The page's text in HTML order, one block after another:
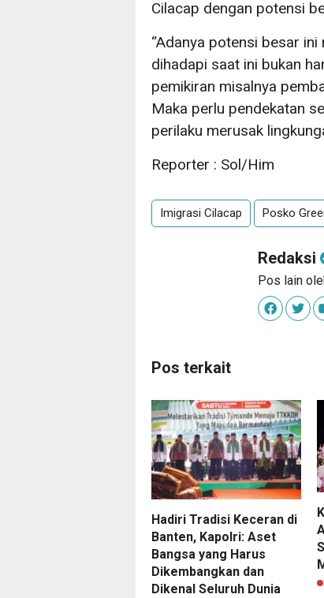
Cilacap dengan potensi
“Adanya potensi besar
dihadapi saat ini bukan
pemikiran misalnya
Maka perlu pendekatan
perilaku merusak
Reporter : Sol/Him
Imigrasi Cilacap Posko
Redaksi
Pos lain
Pos terkait
Hadiri Tradisi Keceran di
Banten, Kapolri: Aset
Bangsa yang Harus
Dikembangkan dan
Dikenal Seluruh Dunia